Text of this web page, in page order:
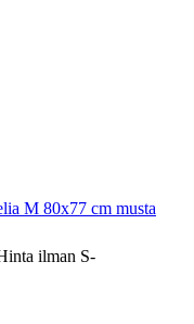
M 80x77 cm musta
ilman S-